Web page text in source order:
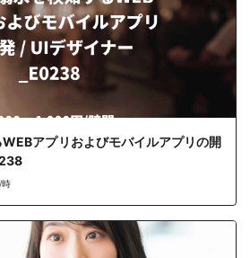
アプリおよびモバイルアプリの開